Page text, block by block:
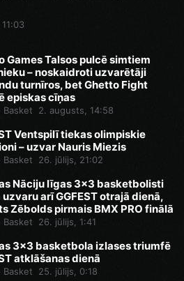
Games Talsos pulcē simtiem
– noskaidroti uzvarētāji
turnīros, bet Ghetto Fight
episkas cīņas
Basket 2. augusts, 14:58
Ventspilī tiekas olimpiskie
– uzvar Nauris Miezis
Basket 26. jūlijs, 21:02
Nāciju līgas 3x3 basketbolisti
arī GGFEST otrajā dienā,
Zēbolds pirmais BMX PRO finālā
Basket 26. jūlijs, 1:41
3x3 basketbola izlases triumfē
atklāšanas dienā
Basket 25. jūlijs, 0:18